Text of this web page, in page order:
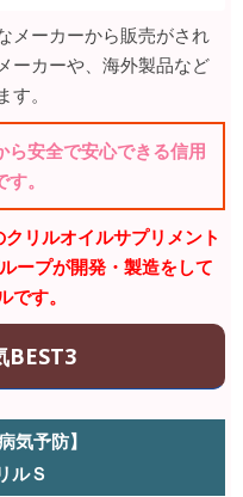
メーカーから販売がされ
ーカーや、海外製品など
。
ら安全で安心できる信用
。
リルオイルサプリメント
ープが開発・製造をして
す。
BEST3
気予防】
ルＳ